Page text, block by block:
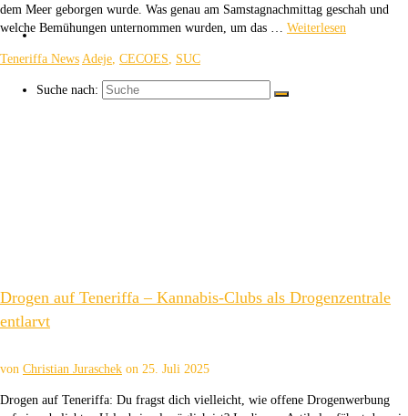
Kaffee ☕
Suche nach:
dem Meer geborgen wurde. Was genau am Samstagnachmittag geschah und
welche Bemühungen unternommen wurden, um das … Weiterlesen
Teneriffa News Adeje, CECOES, SUC
Drogen auf Teneriffa – Kannabis-Clubs als Drogenzentrale
entlarvt
von Christian Juraschek on 25. Juli 2025
Drogen auf Teneriffa: Du fragst dich vielleicht, wie offene Drogenwerbung